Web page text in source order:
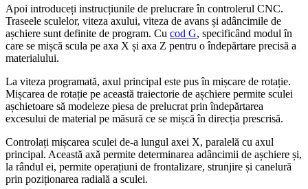
Apoi introduceți instrucțiunile de prelucrare în controlerul CNC.
Traseele sculelor, viteza axului, viteza de avans și adâncimile de
așchiere sunt definite de program. Cu cod G, specificând modul în
care se mișcă scula pe axa X și axa Z pentru o îndepărtare precisă a
materialului.
La viteza programată, axul principal este pus în mișcare de rotație.
Mișcarea de rotație pe această traiectorie de așchiere permite sculei
așchietoare să modeleze piesa de prelucrat prin îndepărtarea
excesului de material pe măsură ce se mișcă în direcția prescrisă.
Controlați mișcarea sculei de-a lungul axei X, paralelă cu axul
principal. Această axă permite determinarea adâncimii de așchiere și,
la rândul ei, permite operațiuni de frontalizare, strunjire și canelură
prin poziționarea radială a sculei.